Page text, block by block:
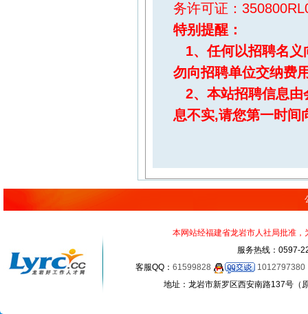
务许可证：
特别提醒 ：
1、任何以招聘名义
勿向招聘单位交纳费
2、本站招聘信息由
息不实,请您第一时间
本网站经福建省龙岩市人社局批准
服务热线：0597-
客服QQ： 61599828
1012797380
地址：龙岩市新罗区西安南路137号（